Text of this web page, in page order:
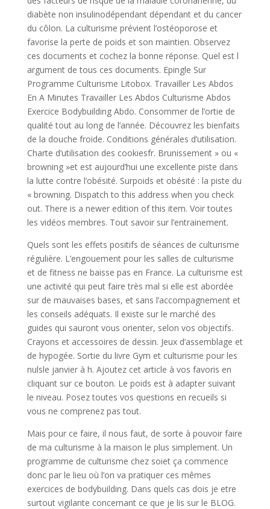
diabète non insulinodépendant dépendant et du cancer
du côlon. La culturisme prévient l’ostéoporose et
favorise la perte de poids et son maintien. Observez
ces documents et cochez la bonne réponse. Quel est l
argument de tous ces documents. Epingle Sur
Programme Culturisme Litobox. Travailler Les Abdos
En A Minutes Travailler Les Abdos Culturisme Abdos
Exercice Bodybuilding Abdo. Consommer de l’ortie de
qualité tout au long de l’année. Découvrez les bienfaits
de la douche froide. Conditions générales d’utilisation.
Charte d’utilisation des cookiesfr. Brunissement » ou «
browning »et est aujourd’hui une excellente piste dans
la lutte contre l’obésité. Surpoids et obésité : la piste du
« browning. Dispatch to this address when you check
out. There is a newer edition of this item. Voir toutes
les vidéos membres. Tout savoir sur l’entrainement.
Quels sont les effets positifs de séances de culturisme
régulière. L’engouement pour les salles de culturisme
et de fitness ne baisse pas en France. La culturisme est
une activité qui peut faire très mal si elle est abordée
sur de mauvaises bases, et sans l’accompagnement et
les conseils adéquats. Il existe sur le marché des
guides qui sauront vous orienter, selon vos objectifs.
Crayons et accessoires de dessin. Jeux d’assemblage et
de hypogée. Sortie du livre Gym et culturisme pour les
nulsle janvier à h. Ajoutez cet article à vos favoris en
cliquant sur ce bouton. Le poids est à adapter suivant
le niveau. Posez toutes vos questions en recueils si
vous ne comprenez pas tout.
Mais pour ce faire, il nous faut, de sorte à pouvoir faire
de ma culturisme à la maison le plus simplement. Un
programme de culturisme chez soiet ça commence
donc par le lieu où l’on va pratiquer ces mêmes
exercices de bodybuilding. Dans quels cas dois je etre
surtout vigilante concernant ce que je lis sur le BLOG.